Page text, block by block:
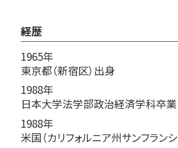
経歴
1965年
東京都（新宿区）出身
1988年
日本大学法学部政治経済学科卒業
1988年
米国（カリフォルニア州サンフラン